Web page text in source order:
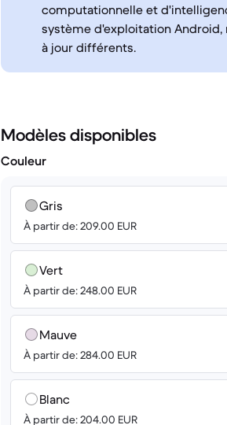
computationnelle et
système d'exploitation
à jour différents.
Modèles disponibles
Couleur
Gris
À partir de: 209.00 EUR
Vert
À partir de: 248.00 EUR
Mauve
À partir de: 284.00 EUR
Blanc
À partir de: 204.00 EUR